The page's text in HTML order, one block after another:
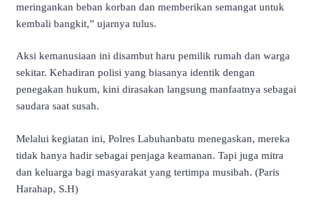
meringankan beban korban dan memberikan semangat untuk
kembali bangkit,” ujarnya tulus.
Aksi kemanusiaan ini disambut haru pemilik rumah dan warga
sekitar. Kehadiran polisi yang biasanya identik dengan
penegakan hukum, kini dirasakan langsung manfaatnya sebagai
saudara saat susah.
Melalui kegiatan ini, Polres Labuhanbatu menegaskan, mereka
tidak hanya hadir sebagai penjaga keamanan. Tapi juga mitra
dan keluarga bagi masyarakat yang tertimpa musibah. (Paris
Harahap, S.H)